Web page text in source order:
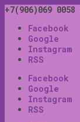
+7(906)069 0058
Facebook
Google
Instagram
RSS
Facebook
Google
Instagram
RSS